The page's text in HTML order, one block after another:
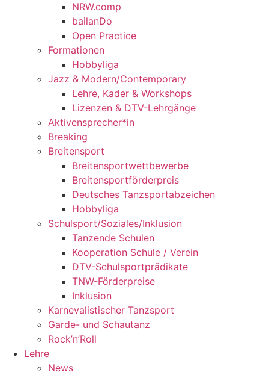
NRW.comp
bailanDo
Open Practice
Formationen
Hobbyliga
Jazz & Modern/Contemporary
Lehre, Kader & Workshops
Lizenzen & DTV-Lehrgänge
Aktivensprecher*in
Breaking
Breitensport
Breitensportwettbewerbe
Breitensportförderpreis
Deutsches Tanzsportabzeichen
Hobbyliga
Schulsport/Soziales/Inklusion
Tanzende Schulen
Kooperation Schule / Verein
DTV-Schulsportprädikate
TNW-Förderpreise
Inklusion
Karnevalistischer Tanzsport
Garde- und Schautanz
Rock’n’Roll
Lehre
News